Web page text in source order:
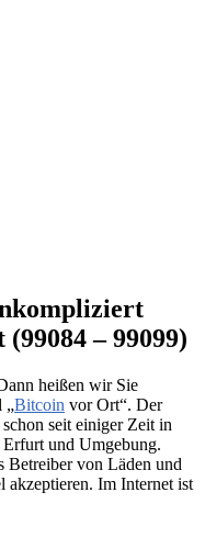
– 99099)
heißen wir Sie
„Bitcoin vor Ort“. Der
seit einiger Zeit in
und Umgebung.
Betreiber von Läden und
akzeptieren. Im Internet ist